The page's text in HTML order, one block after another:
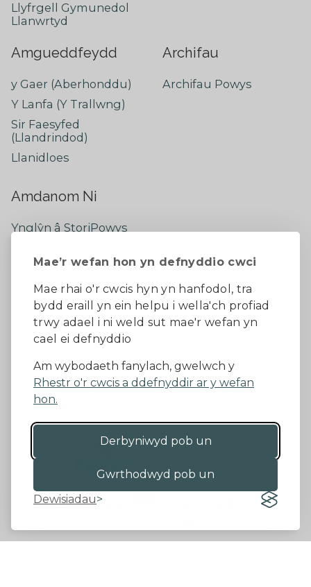
Mae’r wefan hon yn defnyddio cwci
Mae rhai o'r cwcis hyn yn hanfodol, tra
bydd eraill yn ein helpu i wella'ch profiad
trwy adael i ni weld sut mae'r wefan yn
cael ei defnyddio
Am wybodaeth fanylach, gwelwch y
Rhestr o'r cwcis a ddefnyddir ar y wefan
hon.
Derbyniwyd pob un
Gwrthodwyd pob un
Dewisiadau
Llyfrgell Gymunedol
Llanwrtyd
Amgueddfeydd
y Gaer (Aberhonddu)
Y Lanfa (Y Trallwng)
Sir Faesyfed
(Llandrindod)
Llanidloes
Archifau
Archifau Powys
Amdanom Ni
Ynglŷn â StoriPowys
Newyddion Diweddaraf
Dywedwch eich barn
Facebook
Datganiad Hygyrchedd
Diogelu Data a Phreifatrwydd
Telerau ac amodau
©2026 - Cyngor Sir Powys